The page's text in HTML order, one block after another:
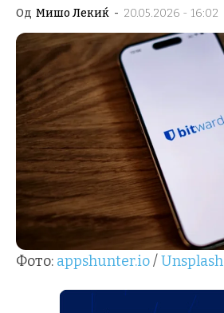
Од Мишо Лекиќ - 20.05.2026 - 16:02
Фото: appshunter.io/ Unsplash